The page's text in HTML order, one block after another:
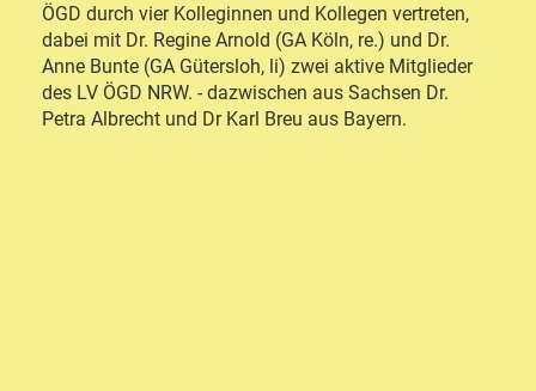
ÖGD durch vier Kolleginnen und Kollegen vertreten,
dabei mit Dr. Regine Arnold (GA Köln, re.) und Dr.
Anne Bunte (GA Gütersloh, li) zwei aktive Mitglieder
des LV ÖGD NRW. - dazwischen aus Sachsen Dr.
Petra Albrecht und Dr Karl Breu aus Bayern.